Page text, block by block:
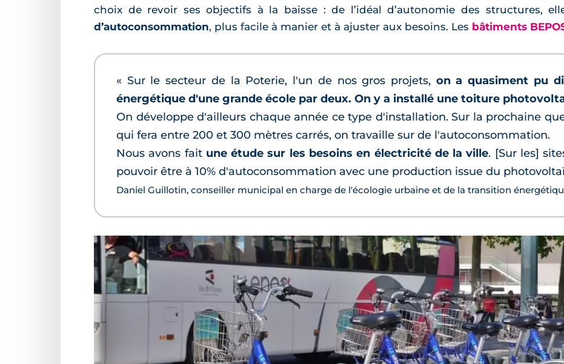
choix de revoir ses objectifs à la baisse : de l’idéal d’autonomie des structures,
d’autoconsommation, plus facile à manier et à ajuster aux besoins. Les bâtiments
« Sur le secteur de la Poterie, l'un de nos gros projets, on a quasiment pu
énergétique d'une grande école par deux. On y a installé une toiture
On développe d'ailleurs chaque année ce type d'installation. Sur la prochaine
qui fera entre 200 et 300 mètres carrés, on travaille sur de l'autoconsommation.
Nous avons fait une étude sur les besoins en électricité de la ville. [Sur les]
pouvoir être à 10% d'autoconsommation avec une production issue du
Daniel Guillotin, conseiller municipal en charge de l'écologie urbaine et de la transition